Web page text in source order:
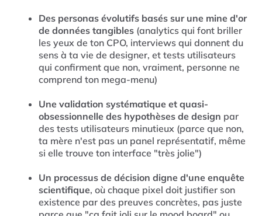
Des personas évolutifs basés sur une mine d'or
de données tangibles (analytics qui font briller
les yeux de ton CPO, interviews qui donnent du
sens à ta vie de designer, et tests utilisateurs
qui confirment que non, vraiment, personne ne
comprend ton mega-menu)
Une validation systématique et quasi-
obsessionnelle des hypothèses de design par
des tests utilisateurs minutieux (parce que non,
ta mère n'est pas un panel représentatif, même
si elle trouve ton interface "très jolie")
Un processus de décision digne d'une enquête
scientifique, où chaque pixel doit justifier son
existence par des preuves concrètes, pas juste